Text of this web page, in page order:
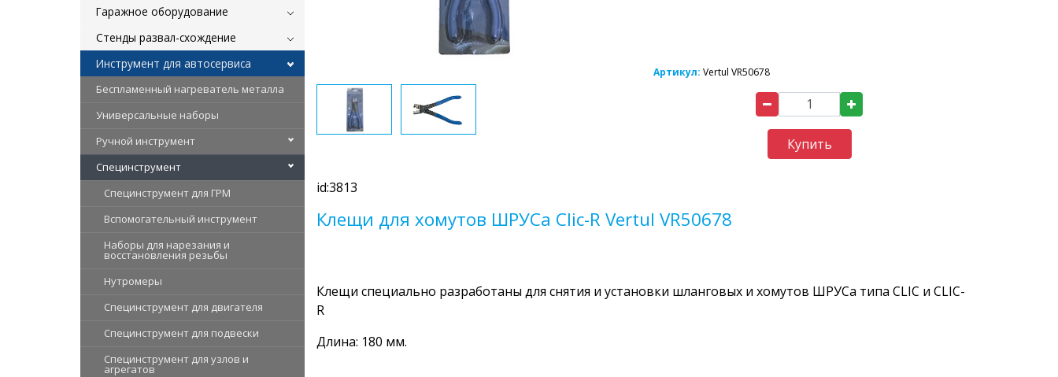
Гаражное оборудование
Стенды развал-схождение
Инструмент для автосервиса
Беспламенный нагреватель металла
Универсальные наборы
Ручной инструмент
Специнструмент
Специнструмент для ГРМ
Вспомогательный инструмент
Наборы для нарезания и
восстановления резьбы
Нутромеры
Специнструмент для двигателя
Специнструмент для подвески
Специнструмент для узлов и
агрегатов
Артикул: Vertul VR50678
Купить
id:3813
Клещи для хомутов ШРУСа Clic-R Vertul VR50678
Клещи специально разработаны для снятия и установки шланговых и хомутов ШРУСа типа CLIC и CLIC-
R
Длина: 180 мм.